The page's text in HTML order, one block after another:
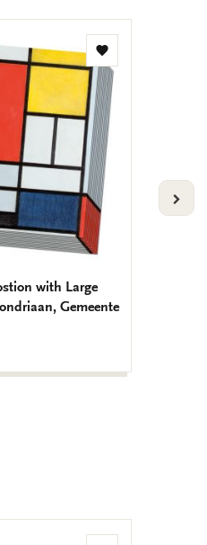
Zur
Wunschliste
hinzufügen
with Large
Gemeente